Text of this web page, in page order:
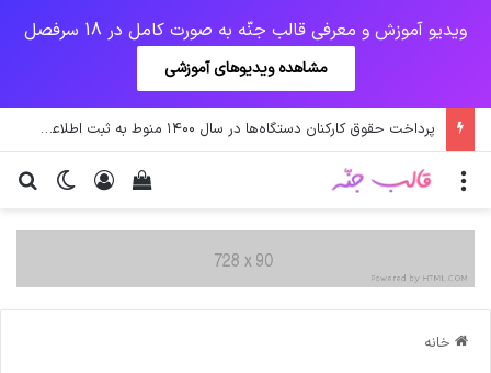
ویدیو آموزش و معرفی قالب جنّه به صورت کامل در 18 سرفصل
مشاهده ویدیوهای آموزشی
جهش آمریکایی کرونا و چالشی جدید برای واکسن/ آغاز توزیع واکسن از سوی اتحادیه کوواکس
تغییر ورود
دیدن سبد خرید منو
خانه